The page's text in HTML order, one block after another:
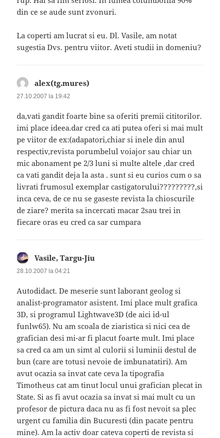
din ce se aude sunt zvonuri.
La coperti am lucrat si eu. Dl. Vasile, am notat
sugestia Dvs. pentru viitor. Aveti studii in domeniu?
alex(tg.mures)
27.10.2007 la 19:42
da,vati gandit foarte bine sa oferiti premii cititorilor.
imi place ideea.dar cred ca ati putea oferi si mai mult
pe viitor de ex:(adapatori,chiar si inele din anul
respectiv,revista porumbelul voiajor sau chiar un
mic abonament pe 2/3 luni si multe altele ,dar cred
ca vati gandit deja la asta . sunt si eu curios cum o sa
livrati frumosul exemplar castigatorului?????????,si
inca ceva, de ce nu se gaseste revista la chioscurile
de ziare? merita sa incercati macar 2sau trei in
fiecare oras eu cred ca sar cumpara
Vasile, Targu-Jiu
28.10.2007 la 04:21
Autodidact. De meserie sunt laborant geolog si
analist-programator asistent. Imi place mult grafica
3D, si programul Lightwave3D (de aici id-ul
funlw65). Nu am scoala de ziaristica si nici cea de
grafician desi mi-ar fi placut foarte mult. Imi place
sa cred ca am un simt al culorii si luminii destul de
bun (care are totusi nevoie de imbunatatiri). Am
avut ocazia sa invat cate ceva la tipografia
Timotheus cat am tinut locul unui grafician plecat in
State. Si as fi avut ocazia sa invat si mai mult cu un
profesor de pictura daca nu as fi fost nevoit sa plec
urgent cu familia din Bucuresti (din pacate pentru
mine). Am la activ doar cateva coperti de revista si